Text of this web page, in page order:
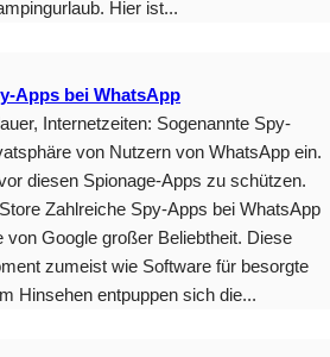
Hier ist...
Apps bei WhatsApp
Internetzeiten: Sogenannte Spy-
von Nutzern von WhatsApp ein.
diesen Spionage-Apps zu schützen.
Zahlreiche Spy-Apps bei WhatsApp
Google großer Beliebtheit. Diese
zumeist wie Software für besorgte
Hinsehen entpuppen sich die...